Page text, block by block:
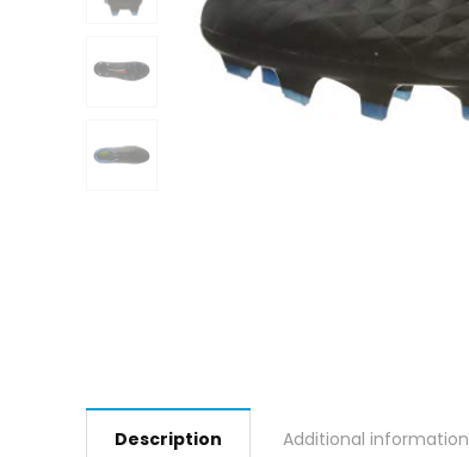
Description Additional information